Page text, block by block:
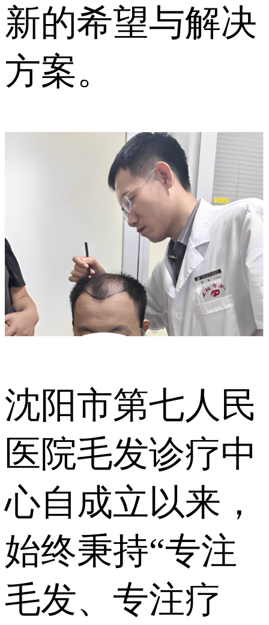
新的希望与解决
方案。
沈阳市第七人民
医院毛发诊疗中
心自成立以来，
始终秉持“专注
毛发、专注疗